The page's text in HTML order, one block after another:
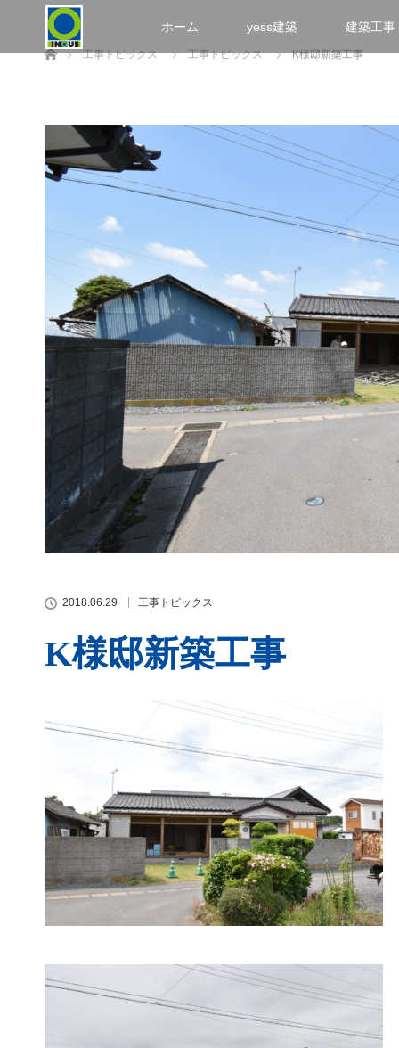
ホーム yess建築 建築工事
ホーム
工事トピックス
工事トピックス K様邸新築工事
2018.06.29 工事トピックス
K様邸新築工事